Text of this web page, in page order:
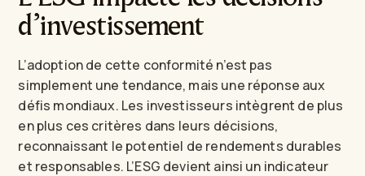
d’investissement
L’adoption de cette conformité n’est pas
simplement une tendance, mais une réponse aux
défis mondiaux. Les investisseurs intègrent de plus
en plus ces critères dans leurs décisions,
reconnaissant le potentiel de rendements durables
et responsables. L’ESG devient ainsi un indicateur